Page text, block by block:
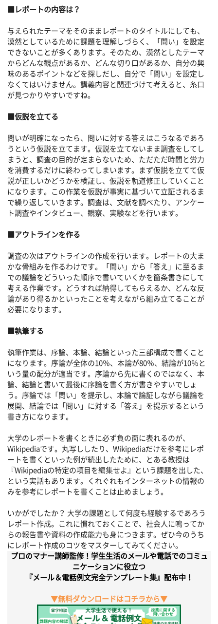
■レポートの内容は？
与えられたテーマをそのままレポートのタイトルにしても、
漠然としているために課題を理解しづらく、「問い」を設定
できないことが多くあります。そのため、漠然としたテーマ
からどんな観点があるか、どんな切り口があるか、自分の興
味のあるポイントなどを探しだし、自分で「問い」を設定し
なくてはいけません。講義内容と関連づけて考えると、糸口
が見つかりやすいですね。
■仮説を立てる
問いが明確になったら、問いに対する答えはこうなるであろ
うという仮説を立てます。仮説を立てないまま調査をしてし
まうと、調査の目的が定まらないため、ただただ時間と労力
を消費するだけに終わってしまいます。まず仮説を立てて仮
説が正しいかどうかを検証し、仮説を軌道修正していくこと
になります。この作業を仮説が事実に基づいて立証されるま
で繰り返していきます。調査は、文献を調べたり、アンケー
ト調査やインタビュー、観察、実験などを行います。
■アウトラインを作る
調査の次はアウトラインの作成を行います。レポートの大ま
かな骨組みを作るわけです。「問い」から「答え」に至るま
での議論をどういった順序で書いていくかを箇条書きにして
考える作業です。どうすれば納得してもらえるか、どんな反
論があり得るかといったことを考えながら組み立てることが
必要になります。
■執筆する
執筆作業は、序論、本論、結論といった三部構成で書くこと
になります。序論が全体の10％、本論が80％、結論が10％と
いう量の配分が適当です。序論から先に書くのではなく、本
論、結論と書いて最後に序論を書く方が書きやすいでしょ
う。序論では「問い」を提示し、本論で論証しながら議論を
展開、結論では「問い」に対する「答え」を提示するという
書き方になります。
大学のレポートを書くときに必ず負の面に表れるのが、
Wikipediaです。丸写ししたり、Wikipediaだけを参考にレポ
ートを書くといった例が続出したために、とある教授は
『Wikipediaの特定の項目を編集せよ』という課題を出した、
という実話もあります。くれぐれもインターネットの情報の
みを参考にレポートを書くことは止めましょう。
いかがでしたか？ 大学の課題として何度も経験するであろう
レポート作成。これに慣れておくことで、社会人に鳴ってか
らの報告書や資料の作成能力も身につきます。ぜひ今のうち
にレポート作成のコツをマスターしてみてください。
プロのマナー講師監修！学生生活のメールや電話でのコミュ
ニケーションに役立つ
『メール＆電話例文完全テンプレート集』配布中！
▼無料ダウンロードはコチラから▼